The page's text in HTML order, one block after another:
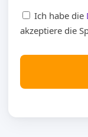
Ich habe die
akzeptiere die